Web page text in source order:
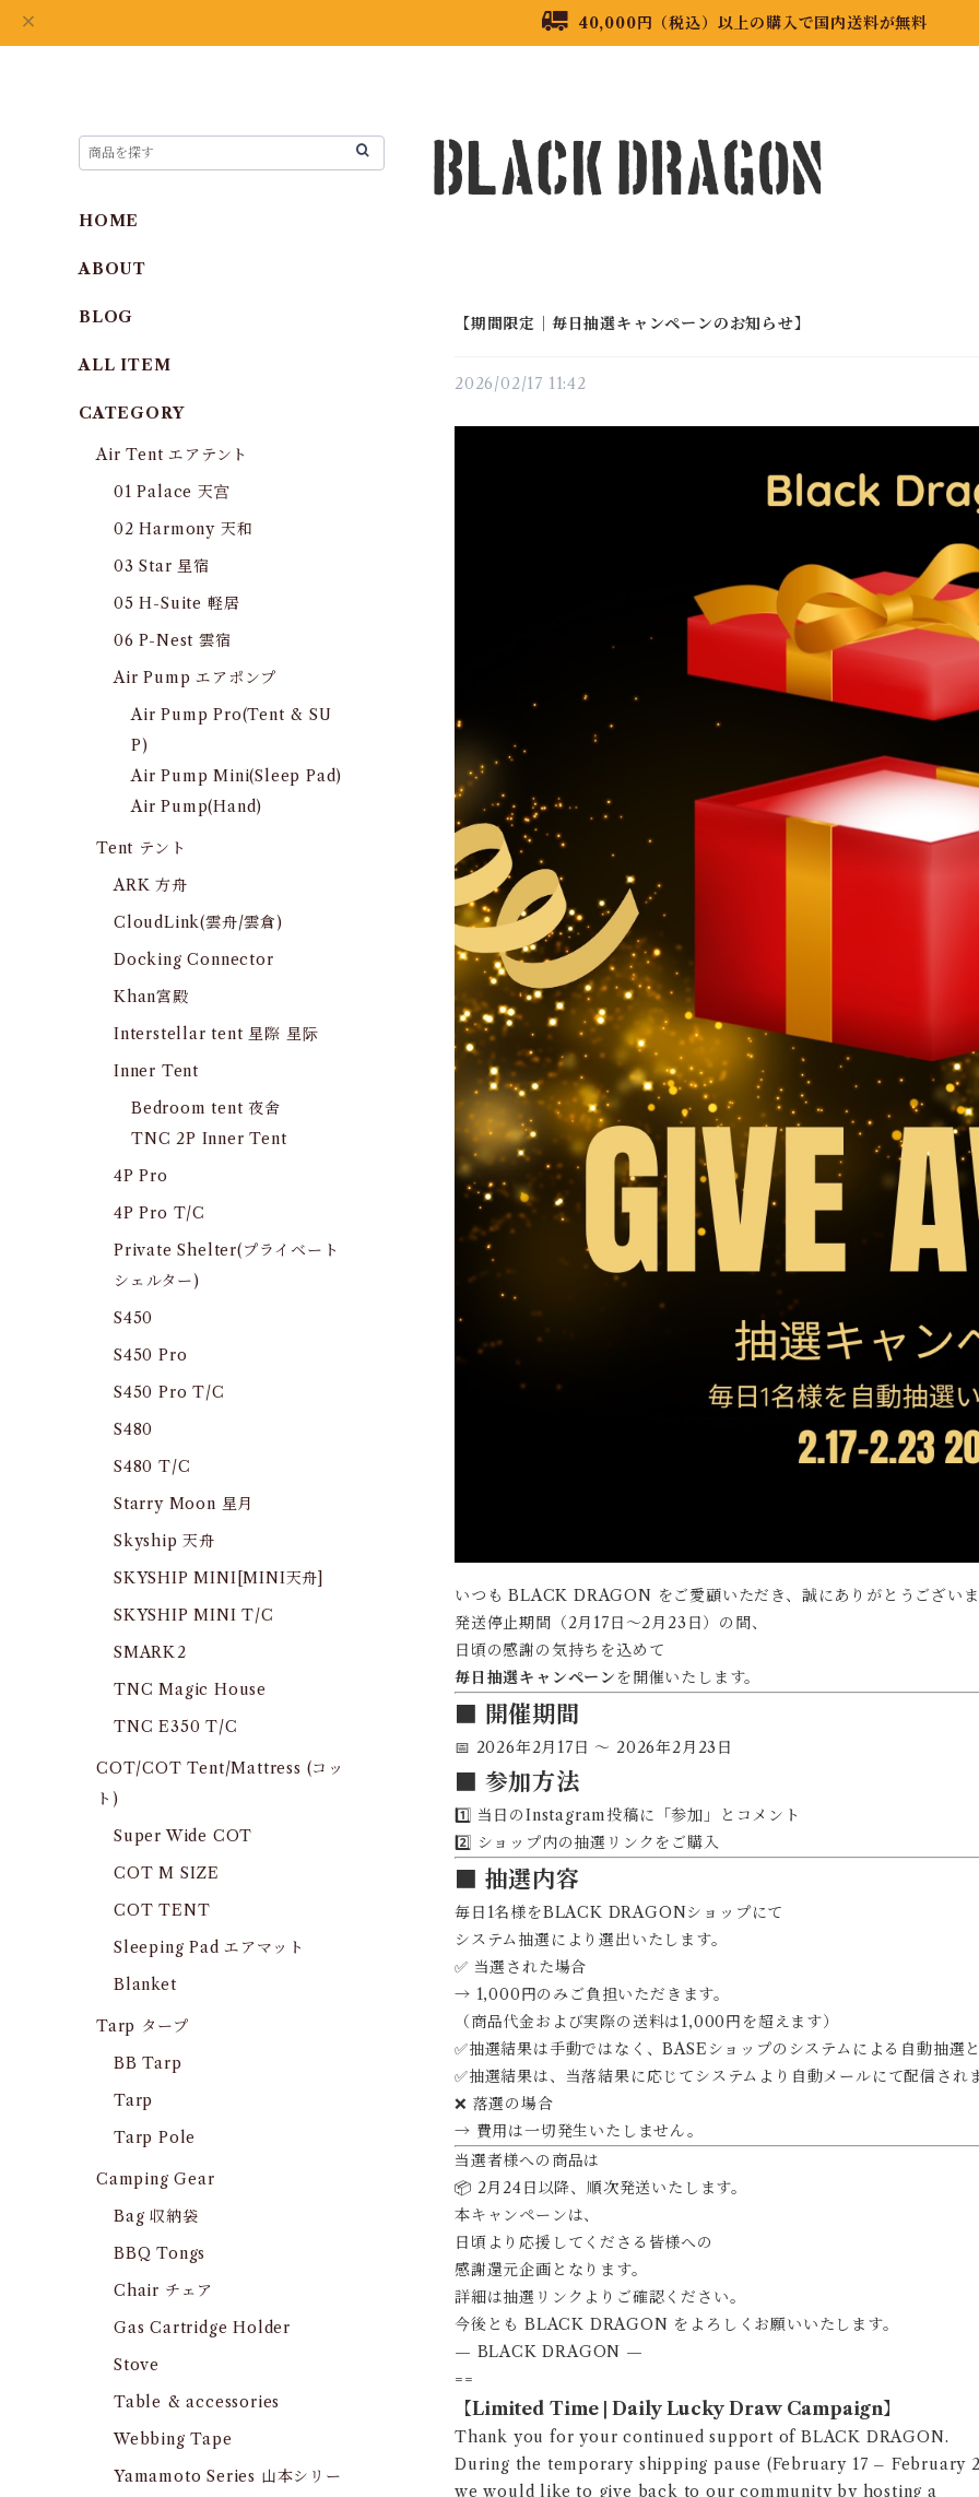
40,000円（税込）以上の購入で国内送料が無料
【期間限定｜毎日抽選キャンペーンのお知らせ】
2026/02/17 11:42
いつも BLACK DRAGON をご愛顧いただき、誠にありがとうござい
発送停止期間（2月17日〜2月23日）の間、
日頃の感謝の気持ちを込めて
毎日抽選キャンペーン を開催いたします。
■ 開催期間
📅 2026年2月17日 〜 2026年2月23日
■ 参加方法
1️⃣ 当日のInstagram投稿に「参加」とコメント
2️⃣ ショップ内の抽選リンクをご購入
■ 抽選内容
毎日1名様をBLACK DRAGONショップにて
システム抽選により選出いたします。
✅ 当選された場合
→ 1,000円のみご負担いただきます。
（商品代金および実際の送料は1,000円を超えます）
✅抽選結果は手動ではなく、BASEショップのシステムによる自動抽選
✅抽選結果は、当落結果に応じてシステムより自動メールにて配信され
❌ 落選の場合
→ 費用は一切発生いたしません。
当選者様への商品は
📦 2月24日以降、順次発送いたします。
本キャンペーンは、
日頃より応援してくださる皆様への
感謝還元企画となります。
詳細は抽選リンクよりご確認ください。
今後とも BLACK DRAGON をよろしくお願いいたします。
— BLACK DRAGON —
==
【Limited Time | Daily Lucky Draw Campaign】
Thank you for your continued support of BLACK DRAGON.
During the temporary shipping pause (February 17 – February
we would like to give back to our community by hosting a
HOME
ABOUT
BLOG
ALL ITEM
CATEGORY
Air Tent エアテント
01 Palace 天宫
02 Harmony 天和
03 Star 星宿
05 H-Suite 軽居
06 P-Nest 雲宿
Air Pump エアポンプ
Air Pump Pro(Tent & SU
P)
Air Pump Mini(Sleep Pad)
Air Pump(Hand)
Tent テント
ARK 方舟
CloudLink(雲舟/雲倉)
Docking Connector
Khan宮殿
Interstellar tent 星際 星际
Inner Tent
Bedroom tent 夜舍
TNC 2P Inner Tent
4P Pro
4P Pro T/C
Private Shelter(プライベート
シェルター)
S450
S450 Pro
S450 Pro T/C
S480
S480 T/C
Starry Moon 星月
Skyship 天舟
SKYSHIP MINI[MINI天舟]
SKYSHIP MINI T/C
SMARK2
TNC Magic House
TNC E350 T/C
COT/COT Tent/Mattress (コッ
ト)
Super Wide COT
COT M SIZE
COT TENT
Sleeping Pad エアマット
Blanket
Tarp タープ
BB Tarp
Tarp
Tarp Pole
Camping Gear
Bag 収納袋
BBQ Tongs
Chair チェア
Gas Cartridge Holder
Stove
Table & accessories
Webbing Tape
Yamamoto Series 山本シリー